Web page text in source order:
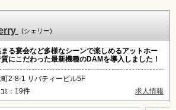
(シェリー)
る宴会など多様なシーンで楽しめるアットホー
にこだわった最新機種のDAMを導入しました！
町2-8-1 リバティービル5F
ﾐ ：19件 求人情報